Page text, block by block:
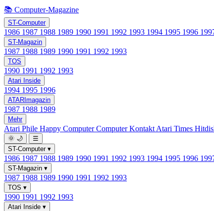
📚 Computer-Magazine
ST-Computer
1986 1987 1988 1989 1990 1991 1992 1993 1994 1995 1996
ST-Magazin
1987 1988 1989 1990 1991 1992 1993
TOS
1990 1991 1992 1993
Atari Inside
1994 1995 1996
ATARImagazin
1987 1988 1989
Mehr
Atari Phile Happy ComputerComputer Kontakt Atari Times
🌞 🌙
☰
ST-Computer ▾
1986 1987 1988 1989 1990 1991 1992 1993 1994 1995 1996
ST-Magazin ▾
1987 1988 1989 1990 1991 1992 1993
TOS ▾
1990 1991 1992 1993
Atari Inside ▾